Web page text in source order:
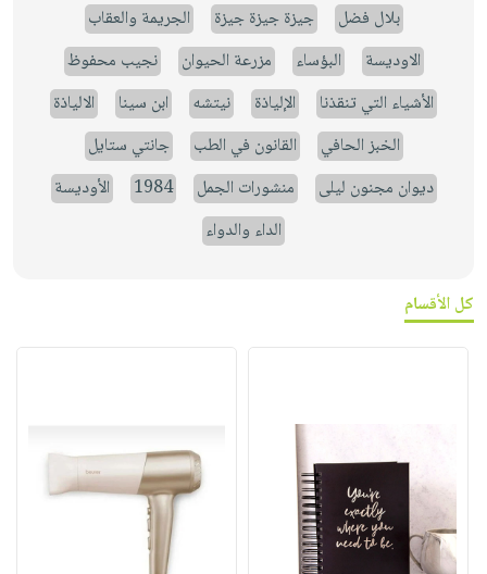
بلال فضل جيزة جيزة جيزة
الجريمة والعقاب
الاوديسة
البؤساء مزرعة الحيوان
نجيب محفوظ
الأشياء التي تنقذنا
الإلياذة نيتشه ابن سينا
الالياذة
الخبز الحافي
القانون في الطب
جانتي ستايل
ديوان مجنون ليلى
منشورات الجمل 1984
الأوديسة
الداء والدواء
كل الأقسام